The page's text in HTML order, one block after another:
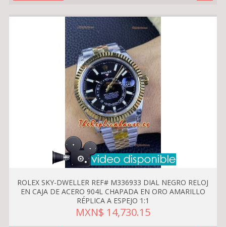
ROLEX SKY-DWELLER REF# M336933 DIAL NEGRO RELOJ
EN CAJA DE ACERO 904L CHAPADA EN ORO AMARILLO
RÉPLICA A ESPEJO 1:1
MXN$ 14,730.15